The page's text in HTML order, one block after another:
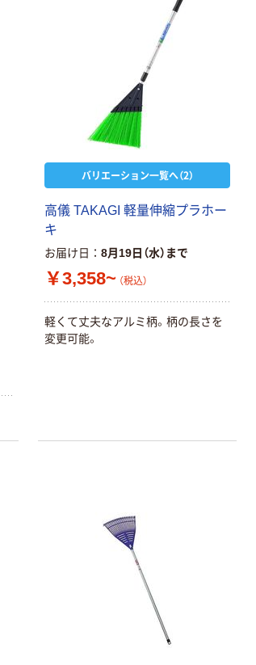
バリエーション一覧へ（2）
高儀 TAKAGI 軽量伸縮プラホー
キ
お届け日 8月19日（水）まで
￥3,358~ （税込）
軽くて丈夫なアルミ柄。柄の長さを
変更可能。
コピー用紙 ア
スクル マルチ
ペーパー スーパ
ーホワイト+
￥149~
アスクル プラス
ーフリー）
￥398~
アスクル クリア
コンパクト ビ
ビッド PEFC認
証
本気プライス
トイレットペー
パー ダブル60
ｍ 再生紙
100% 6ロール
リサイクル100
￥460~